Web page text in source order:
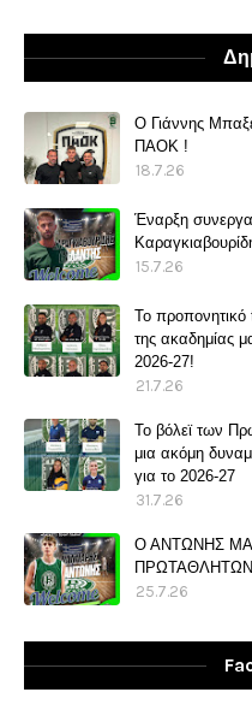
O Γιάννης
ΠΑΟΚ !
18.7.26
Έναρξη
15.7.26
Το προπονητικό
της ακαδημίας
2026-27!
21.7.26
Το βόλεϊ των
μια ακόμη
για το 2026-27
31.7.26
Ο ΑΝΤΩΝΗΣ
25.7.26